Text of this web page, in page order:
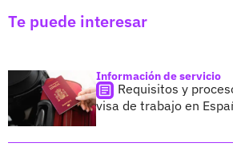
Te puede interesar
Información de servicio
Requisitos y
visa de trabajo en